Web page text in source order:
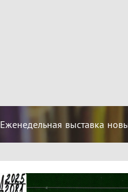
Еженедельная выставка